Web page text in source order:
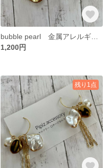
1,200円
残り1点